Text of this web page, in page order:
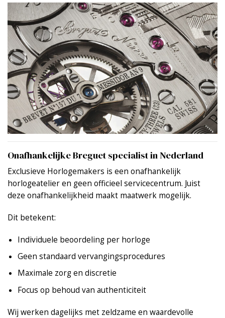
Onafhankelijke Breguet specialist in Nederland
Exclusieve Horlogemakers is een onafhankelijk
horlogeatelier en geen officieel servicecentrum. Juist
deze onafhankelijkheid maakt maatwerk mogelijk.
Dit betekent:
Individuele beoordeling per horloge
Geen standaard vervangingsprocedures
Maximale zorg en discretie
Focus op behoud van authenticiteit
Wij werken dagelijks met zeldzame en waardevolle